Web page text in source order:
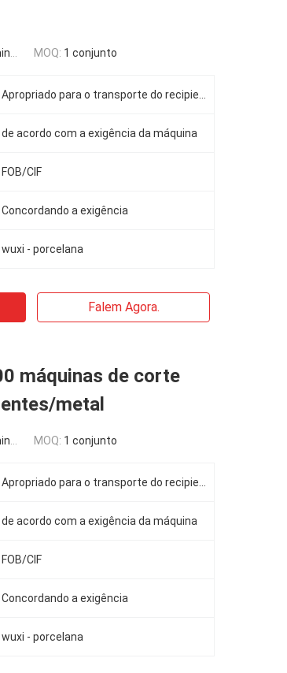
MOQ: 1 conjunto
de acordo com a exigência da máquina
FOB/CIF
Concordando a exigência
wuxi - porcelana
Falem Agora.
máquinas de corte
metal
MOQ: 1 conjunto
de acordo com a exigência da máquina
FOB/CIF
Concordando a exigência
wuxi - porcelana